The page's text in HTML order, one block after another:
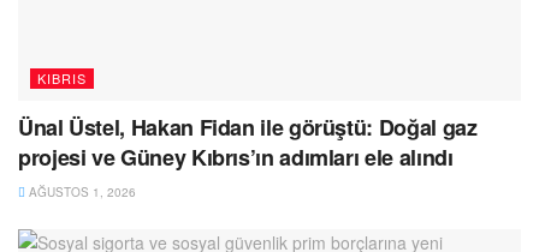
KIBRIS
Ünal Üstel, Hakan Fidan ile görüştü: Doğal gaz
projesi ve Güney Kıbrıs’ın adımları ele alındı
AĞUSTOS 1, 2026